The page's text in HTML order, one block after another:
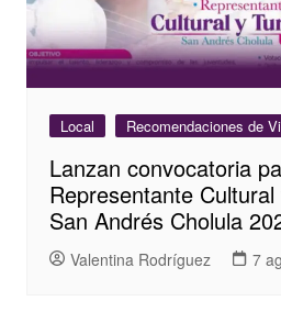
Local Recomendaciones de
Lanzan convocatoria
Representante
San Andrés Cholula
Valentina Rodríguez 7